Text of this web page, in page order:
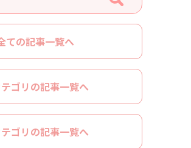
ての記事一覧へ
ゴリの記事一覧へ
ゴリの記事一覧へ